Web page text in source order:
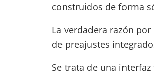
construidos de forma
La verdadera razón
de preajustes
Se trata de una